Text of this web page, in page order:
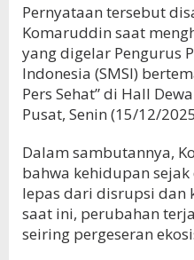
Pernyataan tersebut
Komaruddin saat
yang digelar Pengurus
Indonesia (SMSI)
Pers Sehat” di Hall
Pusat, Senin (15/12/
Dalam sambutannya,
bahwa kehidupan
lepas dari disrupsi dan
saat ini, perubahan
seiring pergeseran